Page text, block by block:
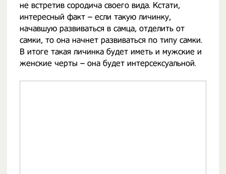
не встретив сородича своего вида. Кстати,
интересный факт – если такую личинку,
начавшую развиваться в самца, отделить от
самки, то она начнет развиваться по типу самки.
В итоге такая личинка будет иметь и мужские и
женские черты – она будет интерсексуальной.